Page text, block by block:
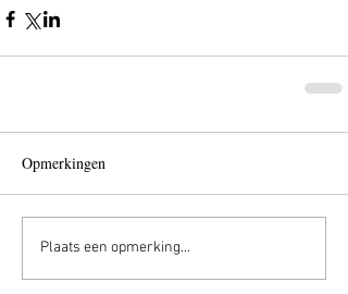
Opmerkingen
Plaats een opmerking...